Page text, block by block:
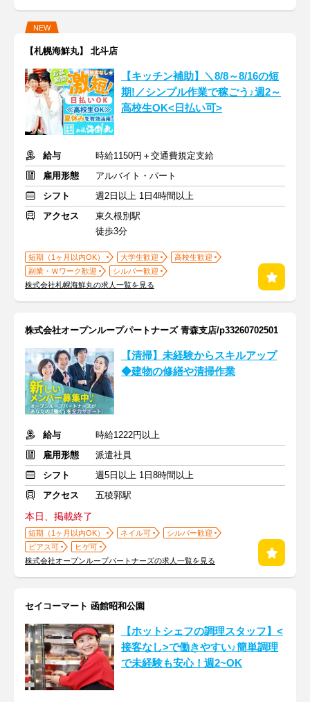
NEW
【札幌海鮮丸】 北斗店
【キッチン補助】＼8/8～8/16の短
期!／シンプル作業で稼ごう♪週2～
高校生OK<日払い可>
給与
時給1150円＋交通費規定支給
雇用形態
アルバイト・パート
シフト
週2日以上 1日4時間以上
アクセス
東久根別駅
徒歩3分
短期（1ヶ月以内OK） 大学生歓迎
高校生歓迎
副業・Ｗワーク歓迎
シルバー歓迎
株式会社札幌海鮮丸の求人一覧を見る
株式会社オープンループパートナーズ 青森支店/p33260702501
【清掃】未経験からスキルアップ
◆建物の修繕や清掃作業
給与
時給1222円以上
雇用形態
派遣社員
シフト
週5日以上 1日8時間以上
アクセス
五稜郭駅
本日、掲載終了
短期（1ヶ月以内OK） ネイル可
シルバー歓迎
ピアス可
ヒゲ可
株式会社オープンループパートナーズの求人一覧を見る
セイコーマート 函館昭和公園
【ホットシェフの調理スタッフ】<
接客なし>で働きやすい♪簡単調理
で未経験も安心！週2~OK